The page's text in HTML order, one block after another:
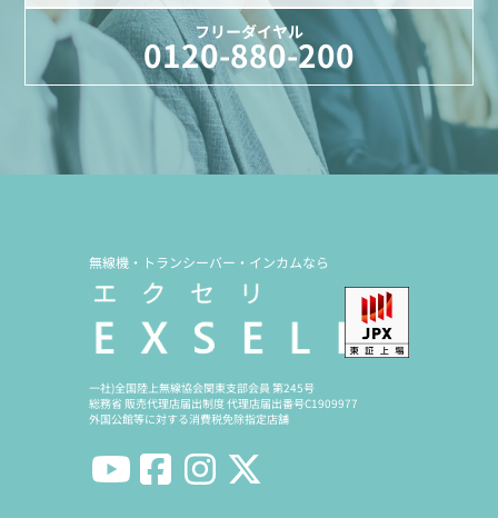
フリーダイヤル
0120-880-200
無線機・トランシーバー・インカムなら
一社)全国陸上無線協会関東支部会員 第245号
総務省 販売代理店届出制度 代理店届出番号C1909977
外国公館等に対する消費税免除指定店舗